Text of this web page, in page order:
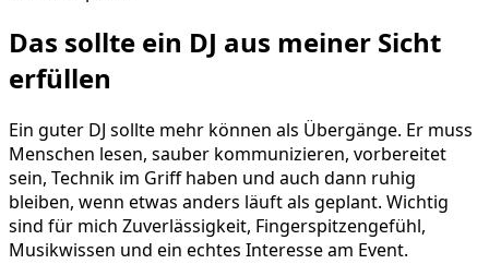
Das sollte ein DJ aus meiner Sicht
erfüllen
Ein guter DJ sollte mehr können als Übergänge. Er muss
Menschen lesen, sauber kommunizieren, vorbereitet
sein, Technik im Griff haben und auch dann ruhig
bleiben, wenn etwas anders läuft als geplant. Wichtig
sind für mich Zuverlässigkeit, Fingerspitzengefühl,
Musikwissen und ein echtes Interesse am Event.